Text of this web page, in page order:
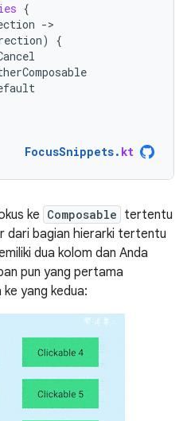
{
-
)
{
FocusSnippets. kt
ke Composable tertentu
dari bagian hierarki tertentu
dua kolom dan Anda
pun yang pertama
yang kedua: